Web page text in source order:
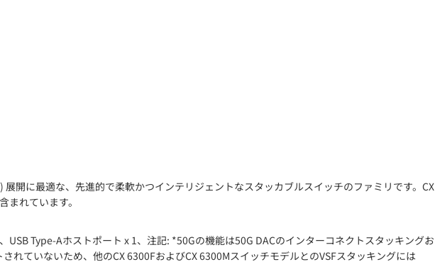
開に最適な、先進的で柔軟かつインテリジェントなスタッカブルスイッチのファミリです。CX
れています。
Type-Aホストポート x 1、注記: *50Gの機能は50G DACのインターコネクトスタッキングお
れていないため、他のCX 6300FおよびCX 6300MスイッチモデルとのVSFスタッキングには